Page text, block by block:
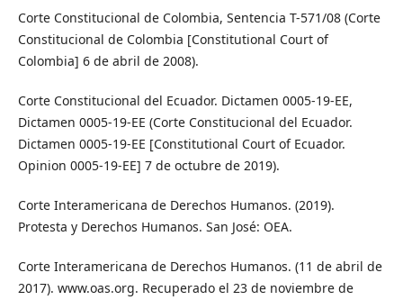
Corte Constitucional de Colombia, Sentencia T-571/08 (Corte
Constitucional de Colombia [Constitutional Court of
Colombia] 6 de abril de 2008).
Corte Constitucional del Ecuador. Dictamen 0005-19-EE,
Dictamen 0005-19-EE (Corte Constitucional del Ecuador.
Dictamen 0005-19-EE [Constitutional Court of Ecuador.
Opinion 0005-19-EE] 7 de octubre de 2019).
Corte Interamericana de Derechos Humanos. (2019).
Protesta y Derechos Humanos. San José: OEA.
Corte Interamericana de Derechos Humanos. (11 de abril de
2017). www.oas.org. Recuperado el 23 de noviembre de